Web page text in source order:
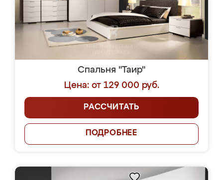
Спальня "Таир"
Цена: от 129 000 руб.
РАССЧИТАТЬ
ПОДРОБНЕЕ